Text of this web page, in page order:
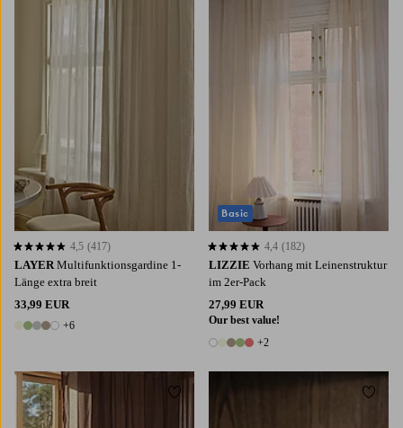
LAYER Multifunktionsgardine 1-
Länge extra breit
33,99 EUR
11 Farben
+6
4,5 basierend auf 417 Bewertungen
4,5 (417)
LIZZIE Vorhang mit Leinenstruktur
im 2er-Pack
27,99 EUR
Our best value!
7 Farben
+2
4,4 basierend auf 182 Bewertungen
4,4 (182)
Basic
Zu Favoriten hinzufügen Zu